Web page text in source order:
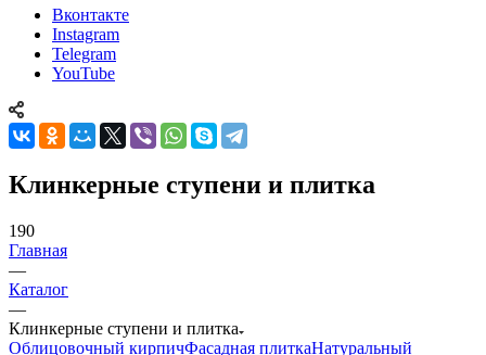
Вконтакте
Instagram
Telegram
YouTube
Клинкерные ступени и плитка
190
Главная
—
Каталог
—
Клинкерные ступени и плитка
Облицовочный кирпичФасадная плиткаНатуральный